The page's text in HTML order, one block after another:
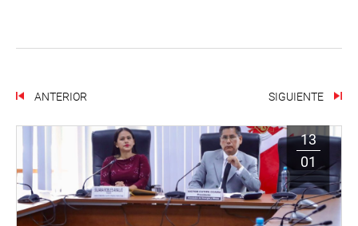
ANTERIOR SIGUIENTE
13
01